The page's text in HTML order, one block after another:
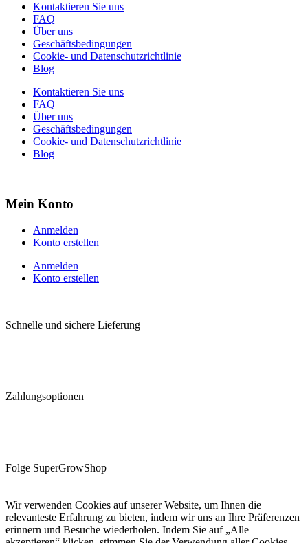
Kontaktieren Sie uns
FAQ
Über uns
Geschäftsbedingungen
Cookie- und Datenschutzrichtlinie
Blog
Kontaktieren Sie uns
FAQ
Über uns
Geschäftsbedingungen
Cookie- und Datenschutzrichtlinie
Blog
Mein Konto
Anmelden
Konto erstellen
Anmelden
Konto erstellen
Schnelle und sichere Lieferung
Zahlungsoptionen
Folge SuperGrowShop
Wir verwenden Cookies auf unserer Website, um Ihnen die
relevanteste Erfahrung zu bieten, indem wir uns an Ihre Präferenzen
erinnern und Besuche wiederholen. Indem Sie auf „Alle